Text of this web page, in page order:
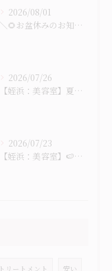
2026/08/01
＼🌻お盆休みのお知らせ🎐／
2026/07/26
【姪浜：美容室】夏のヘッドスパ始まっています
2026/07/23
【姪浜：美容室】🍉なつ！ナツ！夏！！！🎐
トリートメント 安い